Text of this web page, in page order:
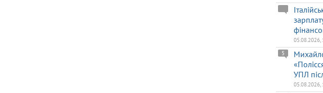
05.08.2026,
УПЛ
5
05.08.2026,